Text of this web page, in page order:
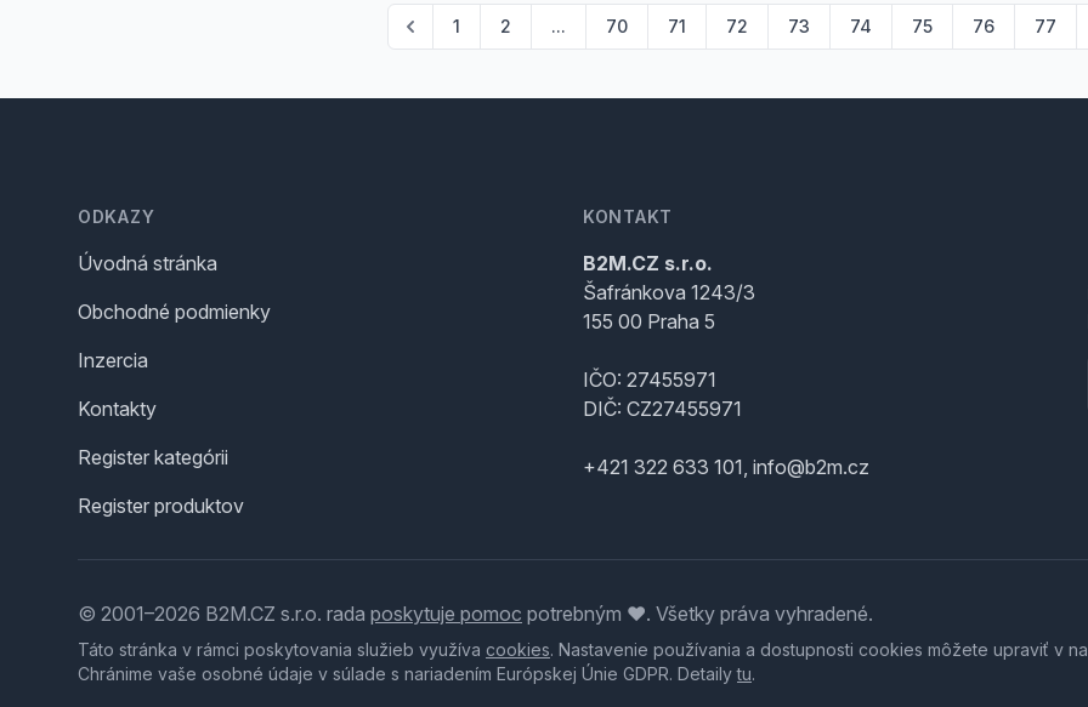
1 2 ... 70 71 72 73 74 75 76 77
ODKAZY
Úvodná stránka
Obchodné podmienky
Inzercia
Kontakty
Register kategórii
Register produktov
KONTAKT
B2M.CZ s.r.o.
Šafránkova 1243/3
155 00 Praha 5
IČO: 27455971
DIČ: CZ27455971
+421 322 633 101, info@b2m.cz
© 2001–2026 B2M.CZ s.r.o. rada poskytuje pomoc potrebným ♥️. Všetky práva vyhradené.
Táto stránka v rámci poskytovania služieb využíva cookies. Nastavenie používania a dostupnosti cookies môžete upraviť v
Chránime vaše osobné údaje v súlade s nariadením Európskej Únie GDPR. Detailytu.